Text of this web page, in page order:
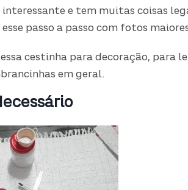
e tem muitas coisas
passo a passo com fotos
essa cestinha para decoração, para
em geral.